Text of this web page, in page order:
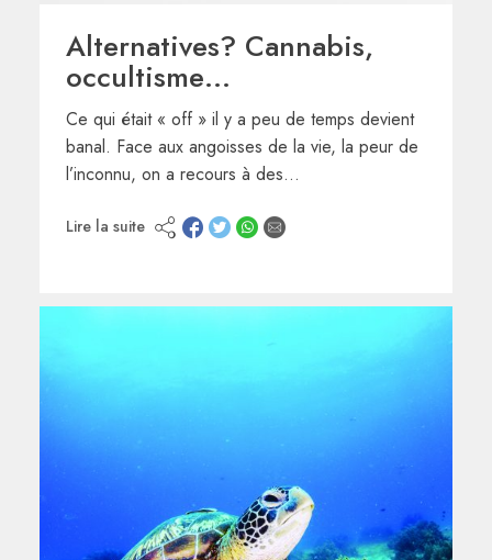
Alternatives? Cannabis,
occultisme…
Ce qui était « off » il y a peu de temps devient
banal. Face aux angoisses de la vie, la peur de
l’inconnu, on a recours à des…
Lire la suite